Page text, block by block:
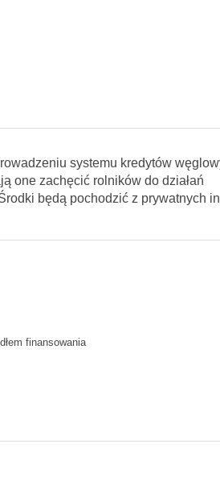
systemu kredytów
one zachęcić rolników do działań
będą pochodzić z prywatnych
finansowania